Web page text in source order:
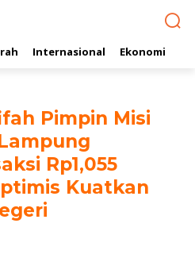
Internasional Ekonomi
Pimpin Misi
Rp1,055
Kuatkan